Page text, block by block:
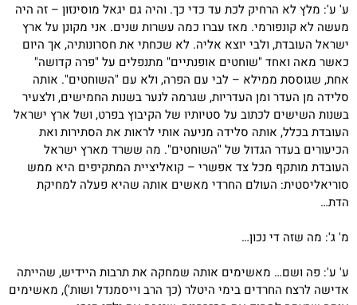
ע' ע': מלץ לא הרחיק לכת עד כדי כך. והיה גם יגאל מוסינזון – זה היה
מעשה לא קונפורמי. מאז עברו כמה עשרות שנים. אני מקונן על ארץ
ישראל העובדת, ולבי יוצא אליה. לא שכחתי את חסרונותיה, אך היום
כאשר מאה ואחד "שוחטים אופנתיים" מתנפלים על "פרה קדושה"
אחת, שגוססת ממילא – לבי עם הפרה, ולא עם "השוחטים". אותה
סלידה מן העדר ומן העדריות, שגרמה לנער בשנות החמישים, ולצעיר
בשנות השישים לכתוב על סטיותיו של הקיבוץ בפרט, ושל ארץ ישראל
העובדת בכלל, אותה סלידה מניעה אותי לראות את הסתירות ואת
הכיעורים בעדר הגדול של "השוחטים". מה ששרד מארץ ישראל
העובדת מותקף מכל צד אפשרי – קואליציית המתקיפים היא ממש
סוריאליסטית: העולם החרדי מאשים אותה שהיא פעלה למחיקת
הדת…
מ' ג': מה שזה די נכון…
ע' ע': פה ושם… מאשימים אותה שמחקה את תרבות היידיש, שהייתה
אדישה לרצח החרדים בימי היטלר (כך הרב וייסמנדל ושות'), מאשימים